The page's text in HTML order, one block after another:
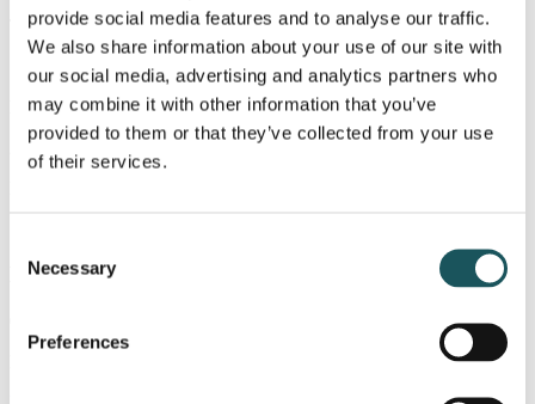
provide social media features and to analyse our traffic.
We also share information about your use of our site with
our social media, advertising and analytics partners who
may combine it with other information that you’ve
provided to them or that they’ve collected from your use
of their services.
Selection
Necessary
Preferences
Tidligere ejerskab
Medarbejdere
Download